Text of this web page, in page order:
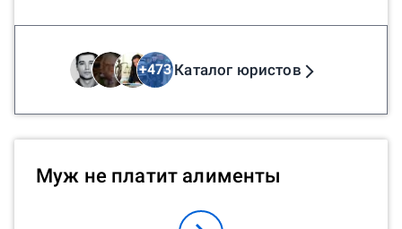
+473Каталог юристов
Муж не платит алименты